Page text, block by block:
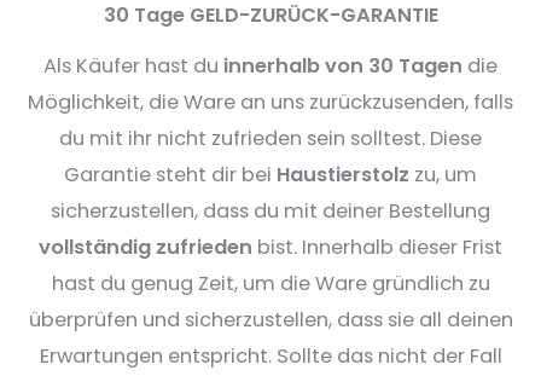
30 Tage GELD-ZURÜCK-GARANTIE
Als Käufer hast du innerhalb von 30 Tagen die
Möglichkeit, die Ware an uns zurückzusenden, falls
du mit ihr nicht zufrieden sein solltest. Diese
Garantie steht dir bei Haustierstolz zu, um
sicherzustellen, dass du mit deiner Bestellung
vollständig zufrieden bist. Innerhalb dieser Frist
hast du genug Zeit, um die Ware gründlich zu
überprüfen und sicherzustellen, dass sie all deinen
Erwartungen entspricht. Sollte das nicht der Fall